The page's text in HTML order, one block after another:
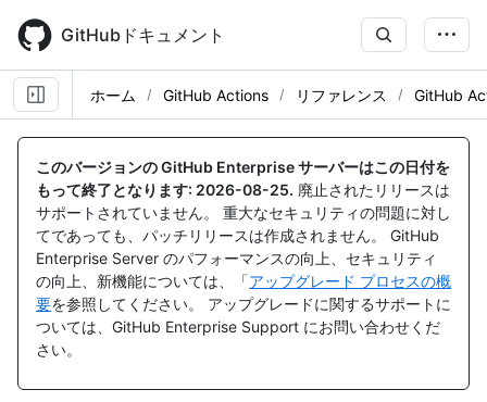
main
content
GitHubドキュメント
ホーム GitHub Actions リファレンス GitHub
このバージョンの GitHub Enterprise サーバーはこの日付を
もって終了となります: 2026-08-25. 廃止されたリリースは
サポートされていません。 重大なセキュリティの問題に対し
てであっても、パッチリリースは作成されません。 GitHub
Enterprise Server のパフォーマンスの向上、セキュリティ
の向上、新機能については、「アップグレード プロセスの概
要を参照してください。 アップグレードに関するサポートに
ついては、GitHub Enterprise Support にお問い合わせくだ
さい。